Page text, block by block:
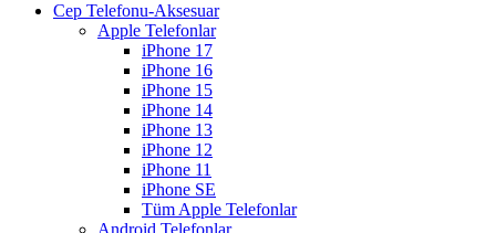
Cep Telefonu-Aksesuar
Apple Telefonlar
iPhone 17
iPhone 16
iPhone 15
iPhone 14
iPhone 13
iPhone 12
iPhone 11
iPhone SE
Tüm Apple Telefonlar
Android Telefonlar